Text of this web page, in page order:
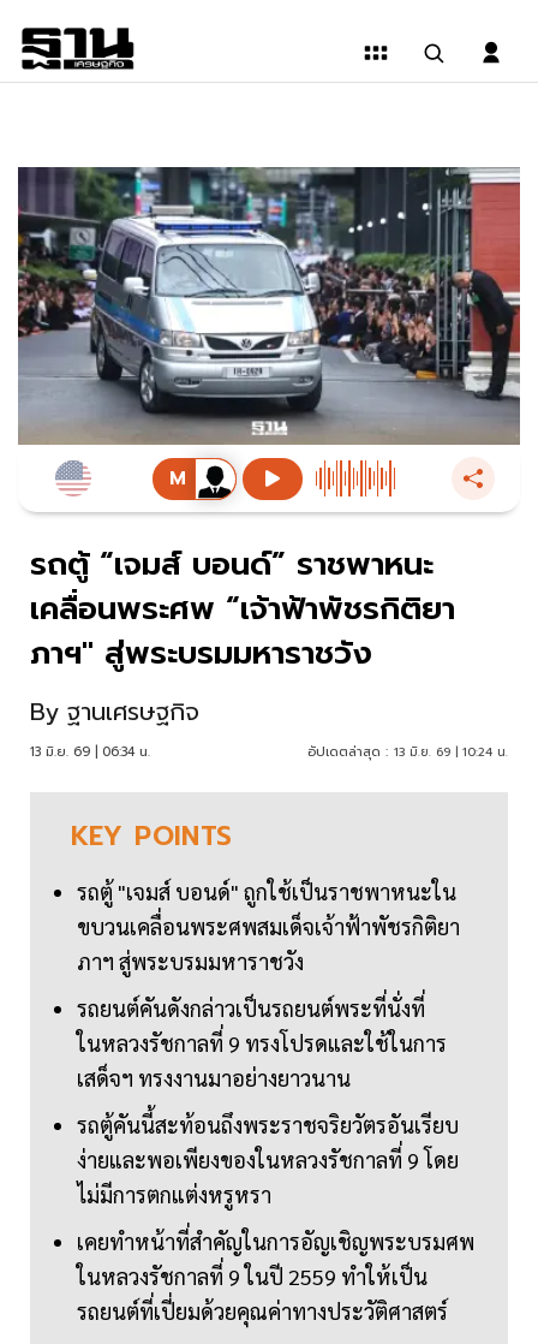
รถตู้ “เจมส์ บอนด์” ราชพาหนะ
เคลื่อนพระศพ “เจ้าฟ้าพัชรกิติยา
ภาฯ" สู่พระบรมมหาราชวัง
By ฐานเศรษฐกิจ
13 มิ.ย. 69 | 06:34 น. อัปเดตล่าสุด : 13 มิ.ย. 69 | 10:24 น.
KEY POINTS
รถตู้ "เจมส์ บอนด์" ถูกใช้เป็นราชพาหนะใน
ขบวนเคลื่อนพระศพสมเด็จเจ้าฟ้าพัชรกิติยา
ภาฯ สู่พระบรมมหาราชวัง
รถยนต์คันดังกล่าวเป็นรถยนต์พระที่นั่งที่
ในหลวงรัชกาลที่ 9 ทรงโปรดและใช้ในการ
เสด็จฯ ทรงงานมาอย่างยาวนาน
รถตู้คันนี้สะท้อนถึงพระราชจริยวัตรอันเรียบ
ง่ายและพอเพียงของในหลวงรัชกาลที่ 9 โดย
ไม่มีการตกแต่งหรูหรา
เคยทำหน้าที่สำคัญในการอัญเชิญพระบรมศพ
ในหลวงรัชกาลที่ 9 ในปี 2559 ทำให้เป็น
รถยนต์ที่เปี่ยมด้วยคุณค่าทางประวัติศาสตร์